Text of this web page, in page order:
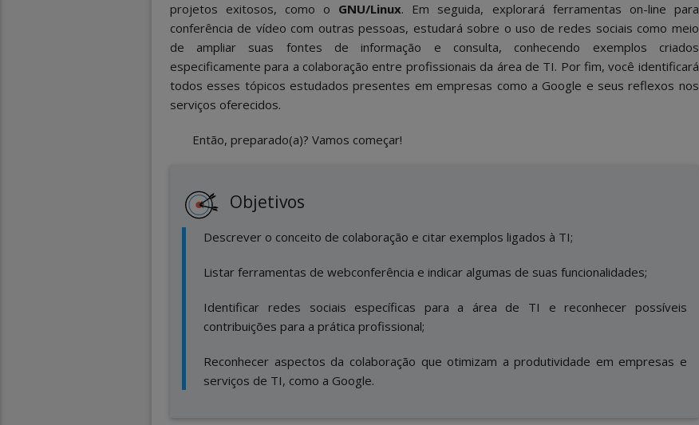
projetos exitosos, como o GNU/Linux. Em seguida, explorará ferramentas on-line para
conferência de vídeo com outras pessoas, estudará sobre o uso de redes sociais como meio
de ampliar suas fontes de informação e consulta, conhecendo exemplos criados
especificamente para a colaboração entre profissionais da área de TI. Por fim, você identificará
todos esses tópicos estudados presentes em empresas como a Google e seus reflexos nos
serviços oferecidos.
Então, preparado(a)? Vamos começar!
Objetivos
Descrever o conceito de colaboração e citar exemplos ligados à TI;
Listar ferramentas de webconferência e indicar algumas de suas funcionalidades;
Identificar redes sociais específicas para a área de TI e reconhecer possíveis
contribuições para a prática profissional;
Reconhecer aspectos da colaboração que otimizam a produtividade em empresas e
serviços de TI, como a Google.